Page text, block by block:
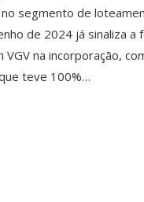
segmento de
de 2024 já sinaliza a
na incorporação,
teve 100%…